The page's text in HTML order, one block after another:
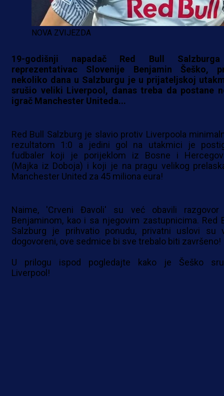
NOVA ZVIJEZDA
19-godišnji napadač Red Bull
reprezentativac Slovenije Benjamin Šeško,
nekoliko dana u Salzburgu je u prijateljskoj
srušio veliki Liverpool, danas treba da postane
igrač Manchester Uniteda...
Red Bull Salzburg je slavio protiv Liverpoola
rezultatom 1:0 a jedini gol na utakmici je
fudbaler koji je porijeklom iz Bosne i
(Majka iz Doboja) i koji je na pragu velikog
Manchester United za 45 miliona eura!
Naime, 'Crveni Đavoli' su već obavili razgovor
Benjaminom, kao i sa njegovim zastupnicima. Red
Salzburg je prihvatio ponudu, privatni uslovi su
dogovoreni, ove sedmice bi sve trebalo biti završeno!
U prilogu ispod pogledajte kako je Šeško
Liverpool!